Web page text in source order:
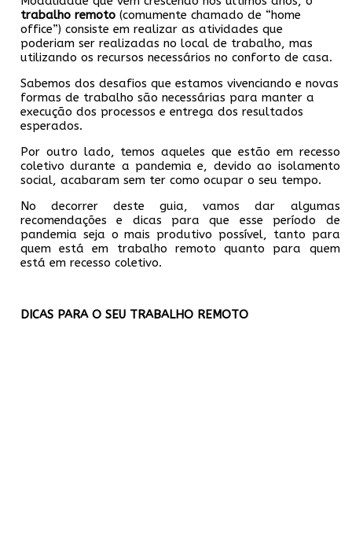
trabalho remoto (comumente chamado de “home
office”) consiste em realizar as atividades que
poderiam ser realizadas no local de trabalho, mas
utilizando os recursos necessários no conforto de casa.
Sabemos dos desafios que estamos vivenciando e novas
formas de trabalho são necessárias para manter a
execução dos processos e entrega dos resultados
esperados.
Por outro lado, temos aqueles que estão em recesso
coletivo durante a pandemia e, devido ao isolamento
social, acabaram sem ter como ocupar o seu tempo.
No decorrer deste guia, vamos dar algumas
recomendações e dicas para que esse período de
pandemia seja o mais produtivo possível, tanto para
quem está em trabalho remoto quanto para quem
está em recesso coletivo.
DICAS PARA O SEU TRABALHO REMOTO